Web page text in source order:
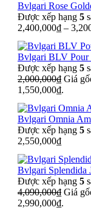
Bvlgari Rose
Được xếp hạng 5
2,400,000₫ –
Bvlgari BLV Pour
Được xếp hạng 5
2,000,000₫ Giá
1,550,000₫.
Bvlgari Omnia
Được xếp hạng 5
2,550,000₫
Bvlgari Splendida
Được xếp hạng 5
4,090,000₫ Giá
2,990,000₫.